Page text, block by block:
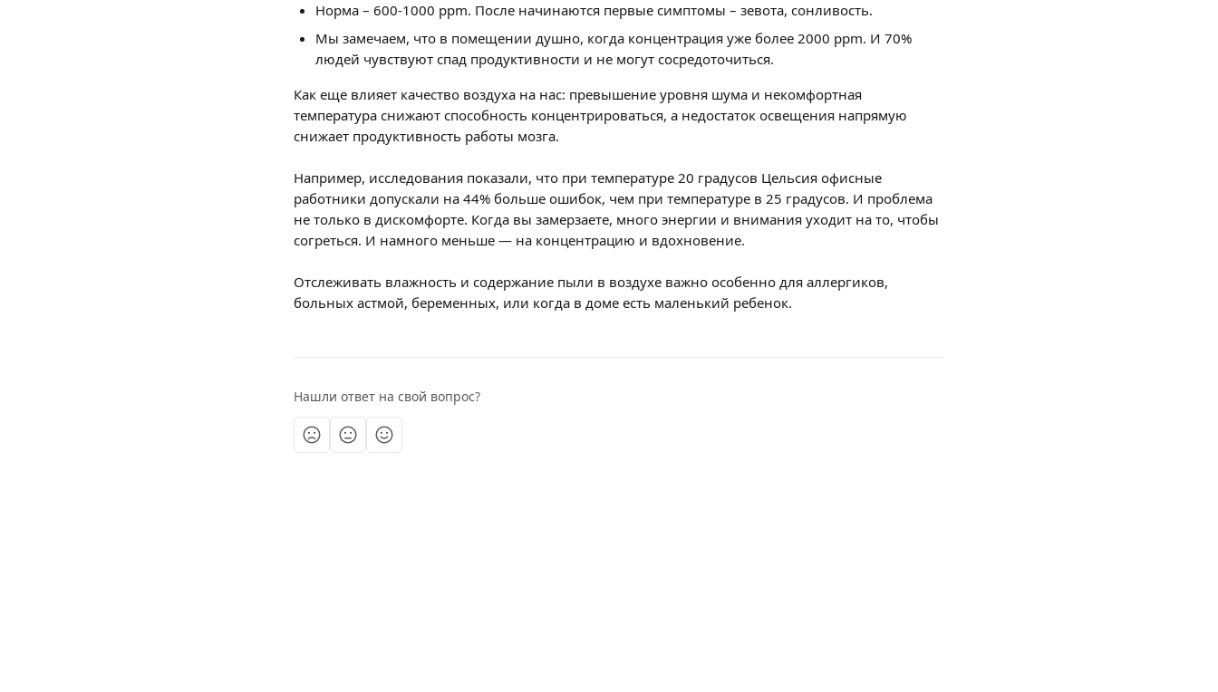
Норма – 600-1000 ppm. После начинаются первые симптомы – зевота, сонливость.
Мы замечаем, что в помещении душно, когда концентрация уже более 2000 ppm. И 70%
людей чувствуют спад продуктивности и не могут сосредоточиться.
Как еще влияет качество воздуха на нас: превышение уровня шума и некомфортная
температура снижают способность концентрироваться, а недостаток освещения напрямую
снижает продуктивность работы мозга.
Например, исследования показали, что при температуре 20 градусов Цельсия офисные
работники допускали на 44% больше ошибок, чем при температуре в 25 градусов. И проблема
не только в дискомфорте. Когда вы замерзаете, много энергии и внимания уходит на то, чтобы
согреться. И намного меньше — на концентрацию и вдохновение.
Отслеживать влажность и содержание пыли в воздухе важно особенно для аллергиков,
больных астмой, беременных, или когда в доме есть маленький ребенок.
Нашли ответ на свой вопрос?